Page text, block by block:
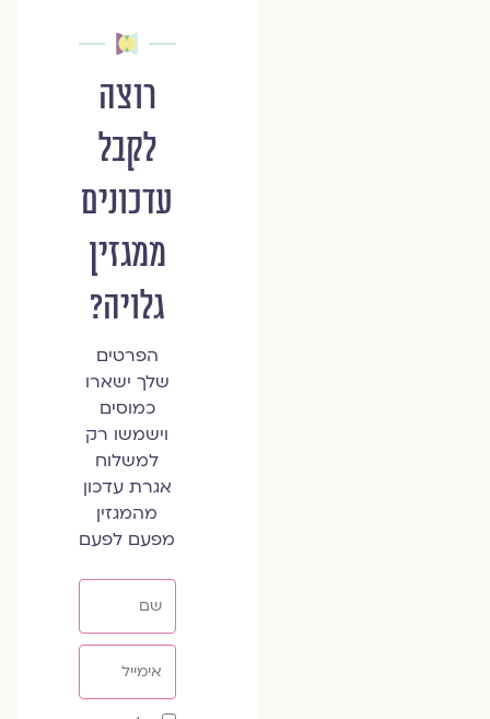
רוצה
לקבל
עדכונים
ממגזין
גלויה?
הפרטים
שלך ישארו
כמוסים
וישמשו רק
למשלוח
אגרת עדכון
מהמגזין
מפעם לפעם